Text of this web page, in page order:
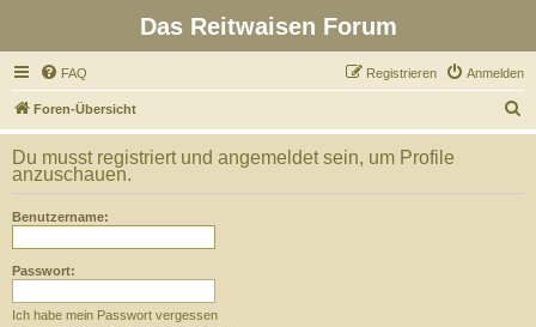
Das Reitwaisen Forum
FAQ Anmelden
Registrieren
Foren-Übersicht
u
h
Du musst registriert und angemeldet sein, um Profile
anzuschauen.
Benutzername:
Passwort:
Ich habe mein Passwort vergessen